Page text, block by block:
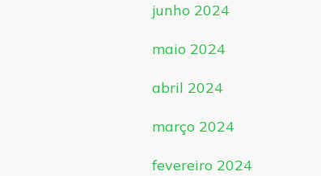
junho 2024
maio 2024
abril 2024
março 2024
fevereiro 2024